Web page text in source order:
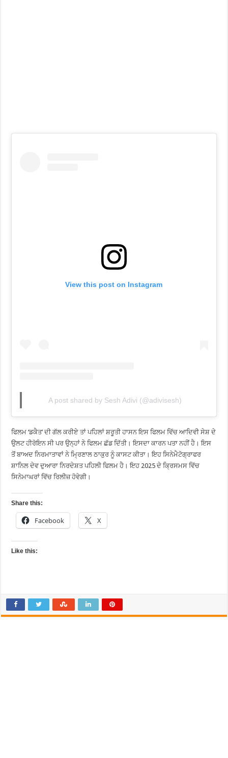
View this post on Instagram
A post shared by Sesh Adivi (@adivisesh)
ਫਿਲਮ ‘ਡਕੈਤ’ ਦੀ ਗੱਲ ਕਰੀਏ ਤਾਂ ਪਹਿਲਾਂ ਸ਼ਰੂਤੀ ਹਾਸਨ ਇਸ ਫਿਲਮ ਵਿੱਚ ਆਦਿਵੀ ਸੇਸ਼ ਦੇ
ਉਲਟ ਹੀਰੋਇਨ ਸੀ ਪਰ ਉਨ੍ਹਾਂ ਨੇ ਫਿਲਮ ਛੱਡ ਦਿੱਤੀ। ਇਸਦਾ ਕਾਰਨ ਪਤਾ ਨਹੀਂ ਹੈ। ਇਸ
ਤੋਂ ਬਾਅਦ ਨਿਰਮਾਤਾਵਾਂ ਨੇ ਮ੍ਰਿਣਾਲ ਠਾਕੁਰ ਨੂੰ ਕਾਸਟ ਕੀਤਾ। ਇਹ ਸਿਨੇਮੈਟੋਗ੍ਰਾਫਰ
ਸ਼ਾਨਿਲ ਦੇਵ ਦੁਆਰਾ ਨਿਰਦੇਸ਼ਤ ਪਹਿਲੀ ਫਿਲਮ ਹੈ। ਇਹ 2025 ਦੇ ਕ੍ਰਿਸਮਸ ਵਿੱਚ
ਸਿਨੇਮਾਘਰਾਂ ਵਿੱਚ ਰਿਲੀਜ਼ ਹੋਵੇਗੀ।
Share this:
Facebook X
Like this: